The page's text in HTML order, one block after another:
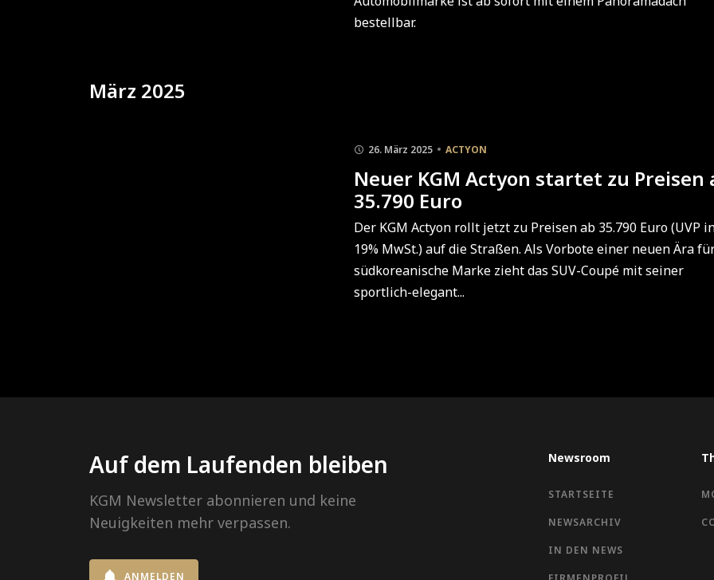
bestellbar.
März 2025
26. März 2025 ACTYON
Neuer KGM Actyon startet zu Preisen
35.790 Euro
Der KGM Actyon rollt jetzt zu Preisen ab 35.790 Euro (UVP
19% MwSt.) auf die Straßen. Als Vorbote einer neuen Ära
südkoreanische Marke zieht das SUV-Coupé mit seiner
sportlich-elegant...
Auf dem Laufenden bleiben
KGM Newsletter abonnieren und keine
Neuigkeiten mehr verpassen.
ANMELDEN
Newsroom
STARTSEITE
NEWSARCHIV
IN DEN NEWS